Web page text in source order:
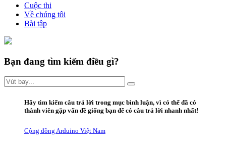
Cuộc thi
Về chúng tôi
Bài tập
Bạn đang tìm kiếm điều gì?
Hãy tìm kiếm câu trả lời trong mục bình luận, vì có thể đã có
thành viên gặp vấn đề giống bạn để có câu trả lời nhanh nhất!
Cộng đồng Arduino Việt Nam